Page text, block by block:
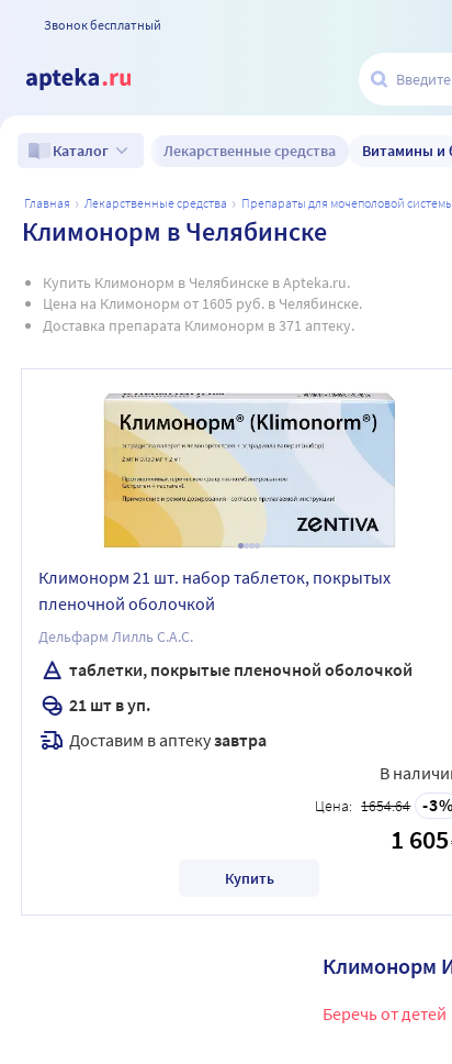
Звонок бесплатный
Каталог Лекарственные средства Витамины и
главная лекарственные средства препараты для мочеполовой
Климонорм в Челябинске
Купить Климонорм в Челябинске в Apteka.ru.
Цена на Климонорм от 1605 руб. в Челябинске.
Доставка препарата Климонорм в 371 аптеку.
Климонорм 21 шт. набор таблеток, покрытых
пленочной оболочкой
Дельфарм Лилль С.А.С.
таблетки, покрытые пленочной оболочкой
21 шт в уп.
Доставим в аптекузавтра
В
Цена: 1654.64 3
1 605
Купить
Климонорм
Беречь от детей